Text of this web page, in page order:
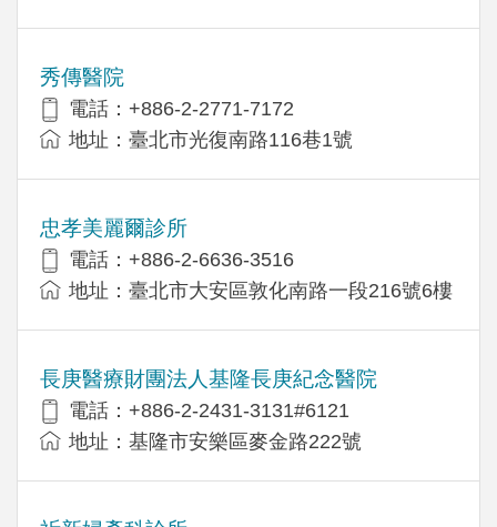
秀傳醫院
電話：+886-2-2771-7172
地址：臺北市光復南路116巷1號
忠孝美麗爾診所
電話：+886-2-6636-3516
地址：臺北市大安區敦化南路一段216號6樓
長庚醫療財團法人基隆長庚紀念醫院
電話：+886-2-2431-3131#6121
地址：基隆市安樂區麥金路222號